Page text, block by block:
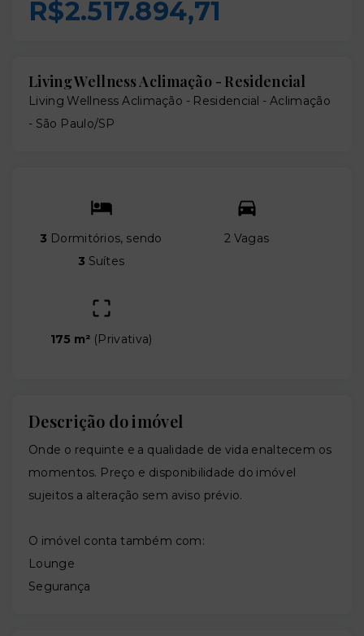
R$2.517.894,71
Living Wellness Aclimação - Residencial
Living Wellness Aclimação - Residencial -Aclimação
- São Paulo/SP
3 Dormitórios, sendo
3 Suítes
2 Vagas
175 m² (Privativa)
Descrição do imóvel
Onde o requinte e a qualidade de vida enaltecem os
momentos. Preço e disponibilidade do imóvel
sujeitos a alteração sem aviso prévio.
O imóvel conta também com:
Lounge
Segurança